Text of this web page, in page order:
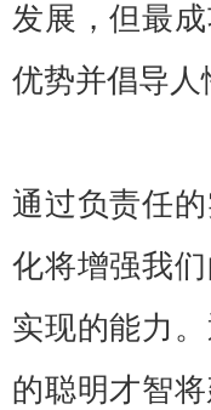
发展，但最
优势并倡导人
通过负责任
化将增强我
实现的能力
的聪明才智